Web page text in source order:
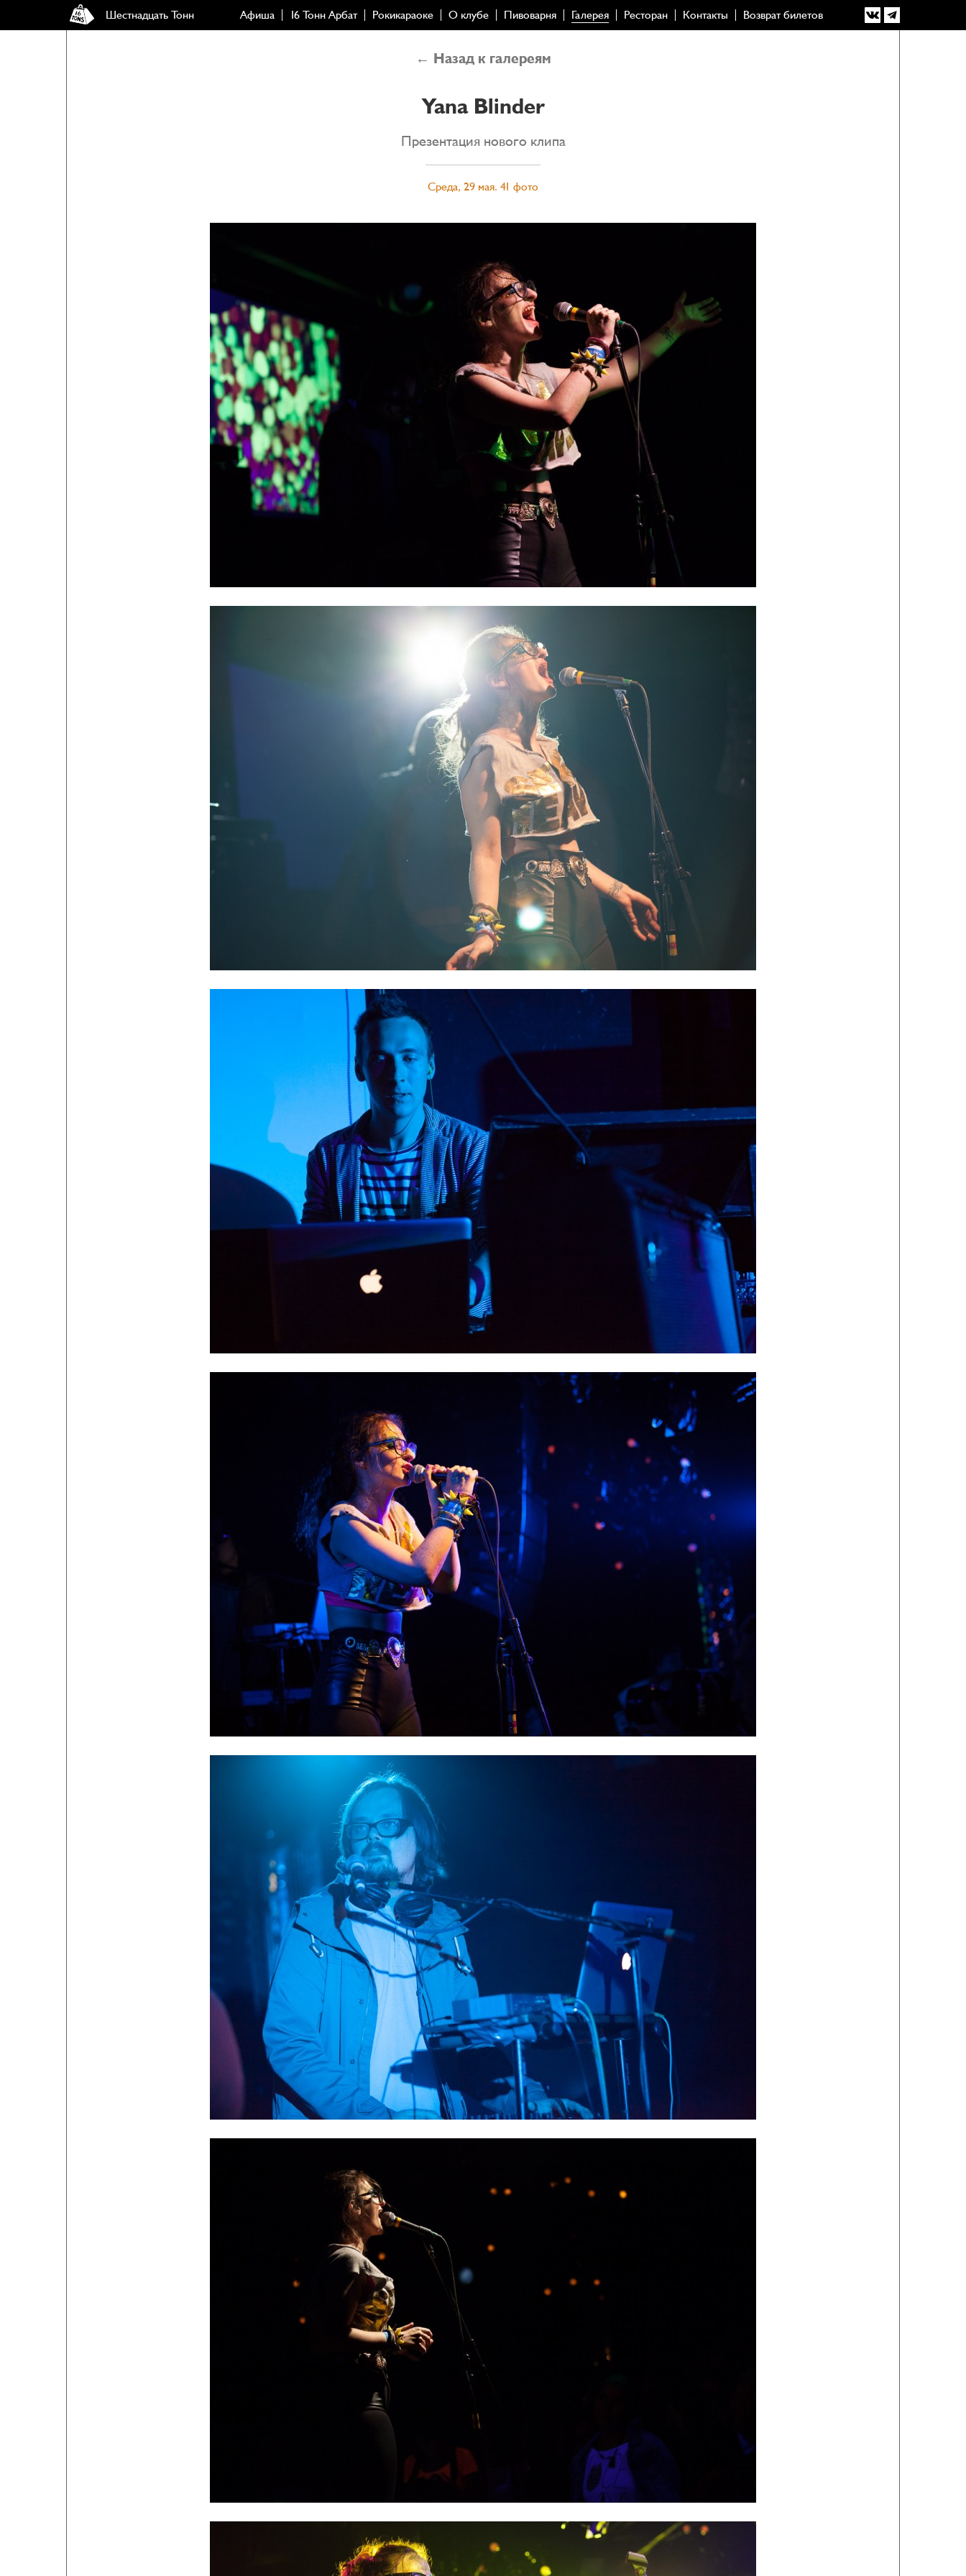
Шестнадцать Тонн Афиша 16 Тонн Арбат Рокикараоке О клубе Пивоварня Галерея Ресторан Контакты Возврат билетов
← Назад к галереям
Yana Blinder
Презентация нового клипа
Среда, 29 мая. 41 фото